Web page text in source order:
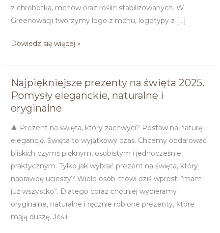
z chrobotka, mchów oraz roślin stabilizowanych. W
Greenowacji tworzymy logo z mchu, logotypy z […]
Dowiedz się więcej »
Najpiękniejsze prezenty na święta 2025.
Pomysły eleganckie, naturalne i
oryginalne
🎄 Prezent na święta, który zachwyci? Postaw na naturę i
elegancję. Święta to wyjątkowy czas. Chcemy obdarować
bliskich czymś pięknym, osobistym i jednocześnie
praktycznym. Tylko jak wybrać prezent na święta, który
naprawdę ucieszy? Wiele osób mówi dziś wprost: “mam
już wszystko”. Dlatego coraz chętniej wybieramy
oryginalne, naturalne i ręcznie robione prezenty, które
mają duszę. Jeśli
Najpiękniejsze
prezenty
na
2025.
Pomysły
eleganckie,
naturalne
i
oryginalne